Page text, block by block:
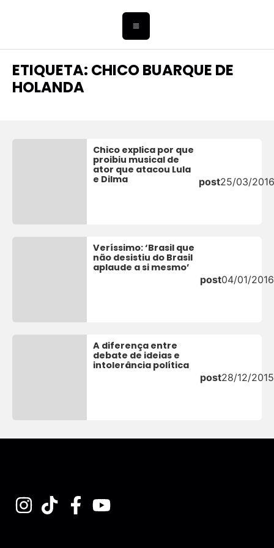
ETIQUETA: CHICO BUARQUE DE
HOLANDA
Chico explica por que
proibiu musical de
ator que atacou Lula
e Dilma
post25/03/
Veríssimo: ‘Brasil que
não desistiu do Brasil
aplaude a si mesmo’
post04/01/2016
A diferença entre
debate de ideias e
intolerância política
post28/12/2015